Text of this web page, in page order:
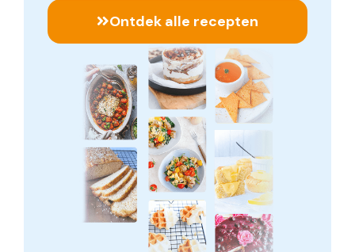
Ontdek alle recepten